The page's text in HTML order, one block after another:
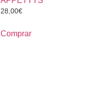
28,00€
Comprar